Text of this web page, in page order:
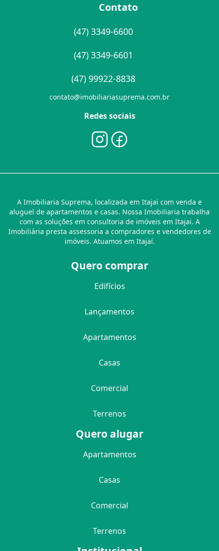
Contato
(47) 3349-6600
(47) 3349-6601
(47) 99922-8838
contato@imobiliariasuprema.com.br
Redes sociais
A Imobiliaria Suprema, localizada em Itajai com venda e
aluguel de apartamentos e casas. Nossa Imobiliaria trabalha
com as soluções em consultoria de imóveis em Itajai. A
Imobiliária presta assessoria a compradores e vendedores de
imóveis. Atuamos em Itajaí.
Quero comprar
Edifícios
Lançamentos
Apartamentos
Casas
Comercial
Terrenos
Quero alugar
Apartamentos
Casas
Comercial
Terrenos